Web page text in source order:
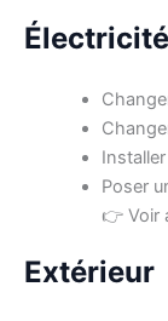
Électricité
Poser
👉 Voir
Extérieur